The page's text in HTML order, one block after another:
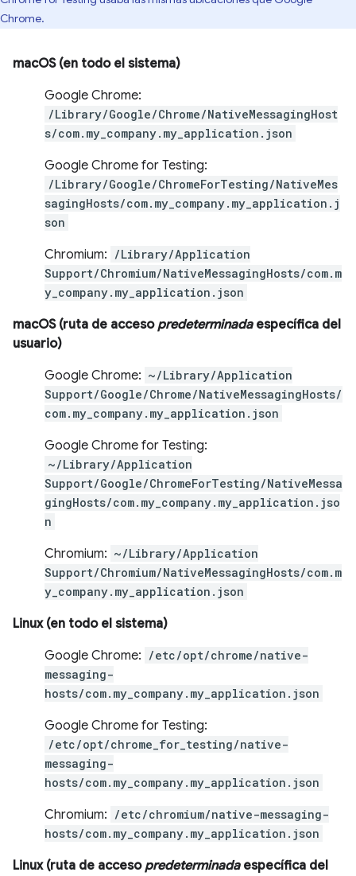
Chrome.
macOS (en todo el sistema)
Google Chrome:
/Library/Google/Chrome/NativeMessagingHost
s/com.my_company.my_application.json
Google Chrome for Testing:
/Library/Google/ChromeForTesting/NativeMes
sagingHosts/com.my_company.my_application.j
son
Chromium: /Library/Application
Support/Chromium/NativeMessagingHosts/com.m
y_company.my_application.json
macOS (ruta de accesopredeterminadaespecífica del
usuario)
Google Chrome: ~/Library/Application
Support/Google/Chrome/NativeMessagingHosts/
com.my_company.my_application.json
Google Chrome for Testing:
~/Library/Application
Support/Google/ChromeForTesting/NativeMessa
gingHosts/com.my_company.my_application.jso
n
Chromium: ~/Library/Application
Support/Chromium/NativeMessagingHosts/com.m
y_company.my_application.json
Linux (en todo el sistema)
Google Chrome: /etc/opt/chrome/native-
messaging-
hosts/com.my_company.my_application.json
Google Chrome for Testing:
/etc/opt/chrome_for_testing/native-
messaging-
hosts/com.my_company.my_application.json
Chromium: /etc/chromium/native-messaging-
hosts/com.my_company.my_application.json
Linux (ruta de accesopredeterminadaespecífica del